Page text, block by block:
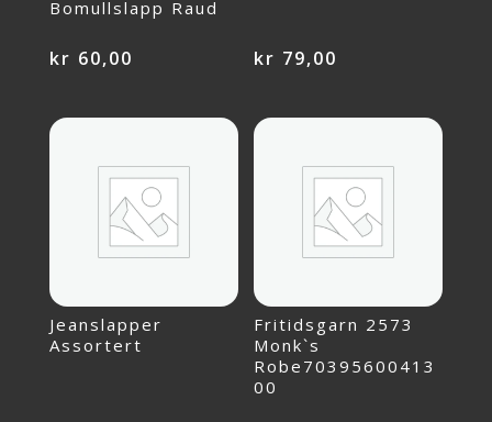
Bomullslapp Raud
kr 60,00 kr 79,00
Jeanslapper
Assortert
Fritidsgarn 2573
Monk`s
Robe70395600413
00